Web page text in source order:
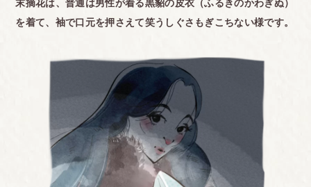
末摘花は、普通は男性が着る黒貂の皮衣（ふるきのかわぎぬ）
を着て、袖で口元を押さえて笑うしぐさもぎこちない様です。